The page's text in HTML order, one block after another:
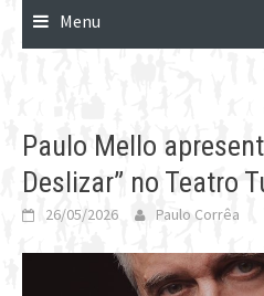
Menu
Paulo Mello
Deslizar” no Teatro
26/05/2026 Paulo Corrêa